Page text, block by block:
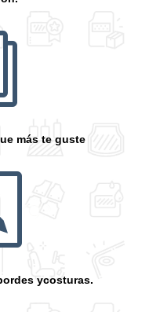
más te guste
ycosturas.